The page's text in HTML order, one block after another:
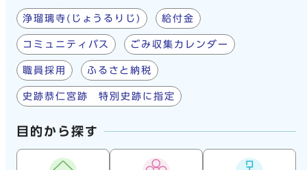
浄瑠璃寺(じょうるりじ) 給付金
コミュニティバス ごみ収集カレンダー
職員採用 ふるさと納税
史跡恭仁宮跡 特別史跡に指定
目的から探す